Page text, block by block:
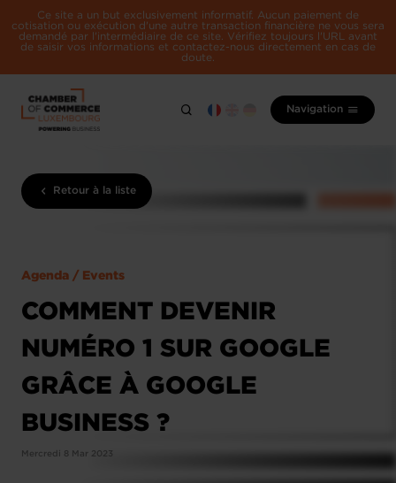
Ce site a un but exclusivement informatif. Aucun paiement de
cotisation ou exécution d'une autre transaction financière ne vous sera
demandé par l'intermédiaire de ce site. Vérifiez toujours l'URL avant
de saisir vos informations et contactez-nous directement en cas de
doute.
Navigation
Retour à la liste
Agenda / Events
COMMENT DEVENIR
NUMÉRO 1 SUR GOOGLE
GRÂCE À GOOGLE
BUSINESS ?
Mercredi 8 Mar 2023